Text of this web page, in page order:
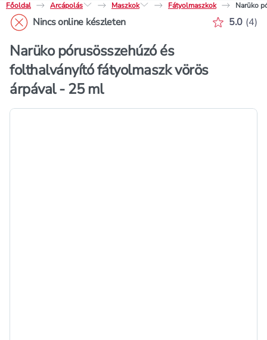
Főoldal
Arcápolás Maszkok Fátyolmaszkok Narüko
Nincs online készleten 5.0 (4)
Narüko pórusösszehúzó és
folthalványító fátyolmaszk vörös
árpával - 25 ml